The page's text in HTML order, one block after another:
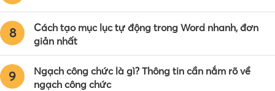
8
Cách tạo mục lục tự động trong Word nhanh, đơn
giản nhất
9
Ngạch công chức là gì? Thông tin cần nắm rõ về
ngạch công chức